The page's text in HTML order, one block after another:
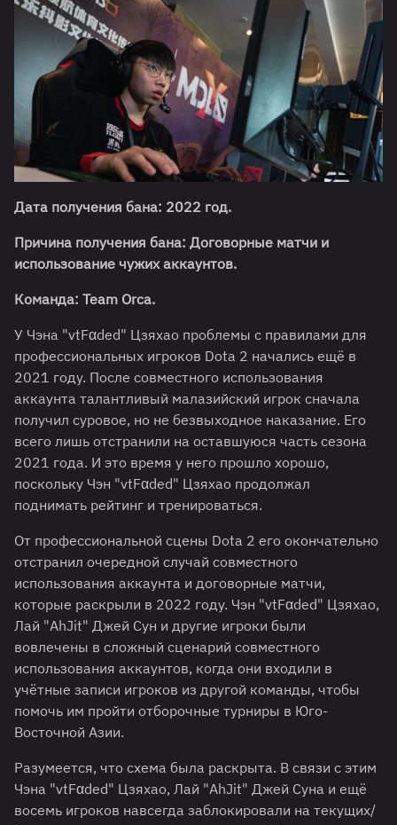
Дата получения бана: 2022 год.
Причина получения бана: Договорные матчи и
использование чужих аккаунтов.
Команда: Team Orca.
У Чэна "vtFαded" Цзяхао проблемы с правилами для
профессиональных игроков Dota 2 начались ещё в
2021 году. После совместного использования
аккаунта талантливый малазийский игрок сначала
получил суровое, но не безвыходное наказание. Его
всего лишь отстранили на оставшуюся часть сезона
2021 года. И это время у него прошло хорошо,
поскольку Чэн "vtFαded" Цзяхао продолжал
поднимать рейтинг и тренироваться.
От профессиональной сцены Dota 2 его окончательно
отстранил очередной случай совместного
использования аккаунта и договорные матчи,
которые раскрыли в 2022 году. Чэн "vtFαded" Цзяхао,
Лай "AhJit" Джей Сун и другие игроки были
вовлечены в сложный сценарий совместного
использования аккаунтов, когда они входили в
учётные записи игроков из другой команды, чтобы
помочь им пройти отборочные турниры в Юго-
Восточной Азии.
Разумеется, что схема была раскрыта. В связи с этим
Чэна "vtFαded" Цзяхао, Лай "AhJit" Джей Суна и ещё
восемь игроков навсегда заблокировали на текущих/